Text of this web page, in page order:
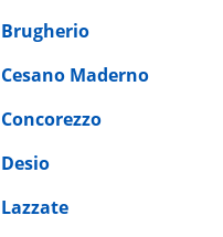
Brugherio
Cesano Maderno
Concorezzo
Desio
Lazzate